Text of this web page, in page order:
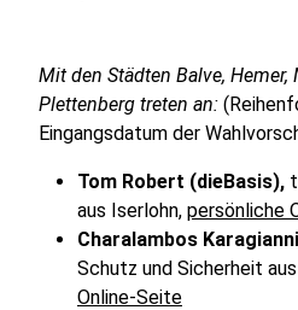
Mit den Städten Balve,
Plettenberg treten an:
Eingangsdatum der
Tom Robert (dieBasis),
aus Iserlohn, persönliche
Charalambos
Schutz und Sicherheit
Online-Seite